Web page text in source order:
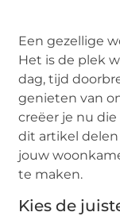
Een gezellige
Het is de plek
dag, tijd
genieten van
creëer je nu
dit artikel
jouw
te maken.
Kies de